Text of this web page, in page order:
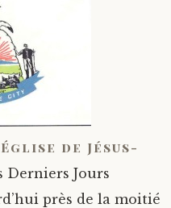
de Jésus-
Derniers Jours
près de la moitié